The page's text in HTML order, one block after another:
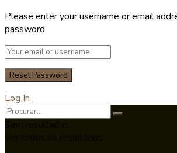
Please enter your username or email
password.
Log In